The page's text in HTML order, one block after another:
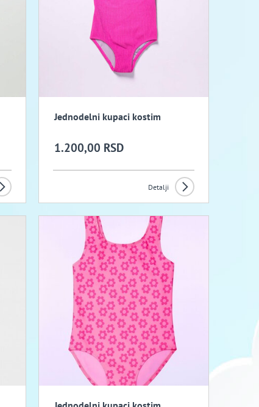
Jednodelni kupaci kostim
1.200,00 RSD
Detalji